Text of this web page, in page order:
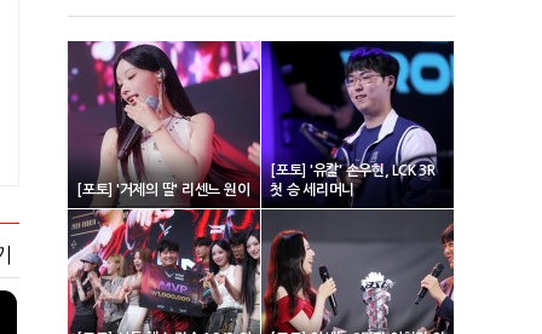
[포토] '거제의 딸' 리센느 원이
[포토] '유칼' 손우현, LCK 3R
첫 승 세리머니